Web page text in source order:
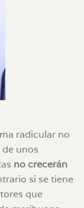
radicular no
unos
no crecerán
si se tiene
que